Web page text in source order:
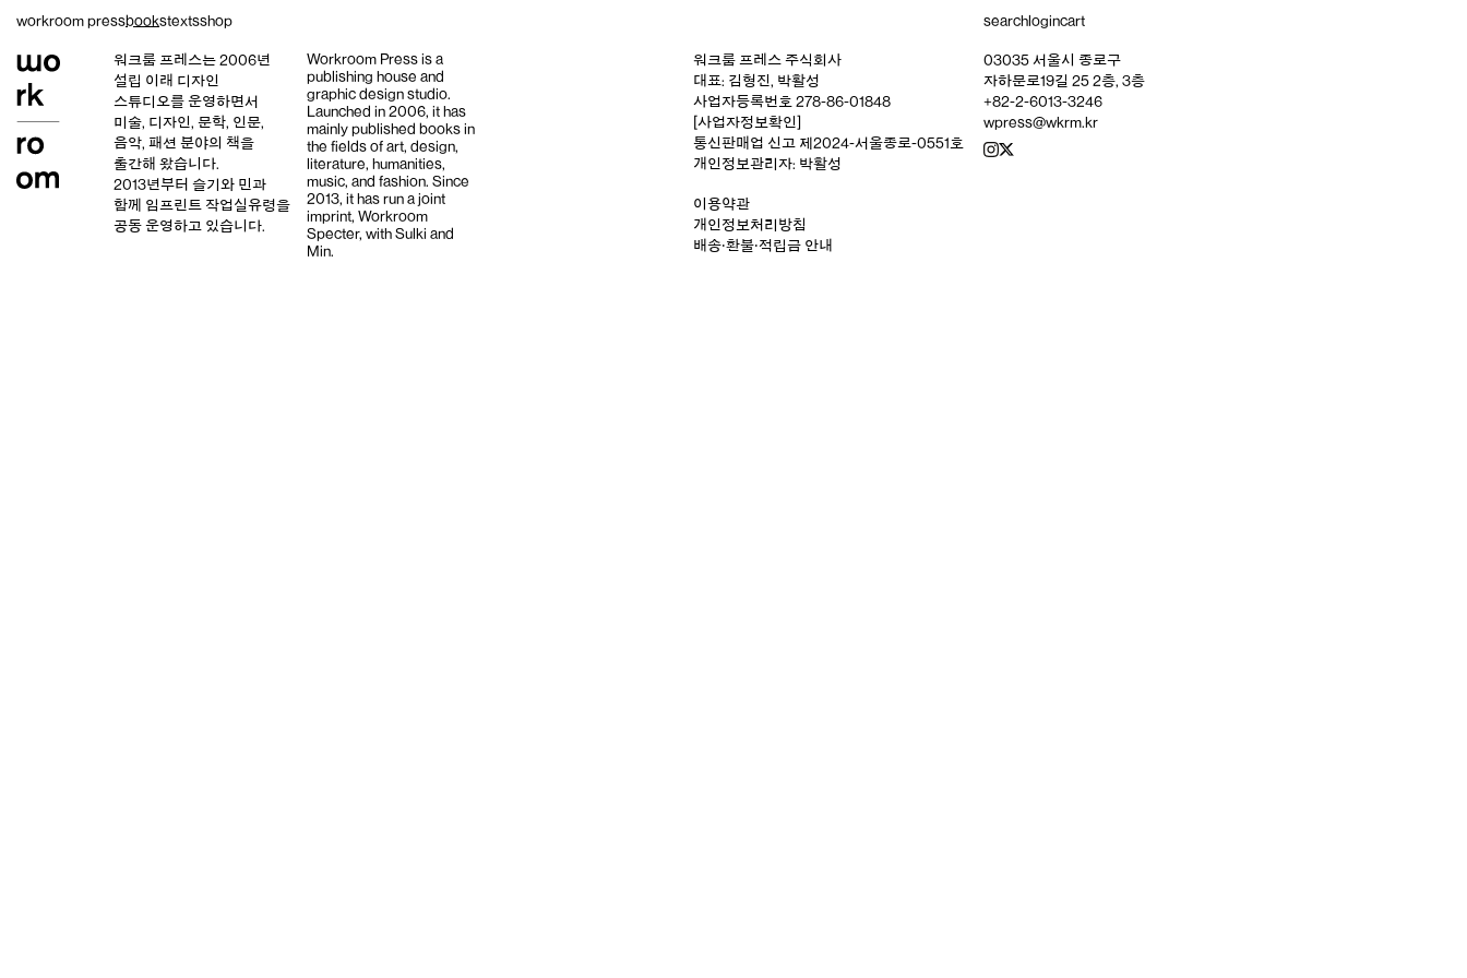
workroom pressbookstextsshop searchlogincart
워크룸 프레스는 2006년
설립 이래 디자인
스튜디오를 운영하면서
미술, 디자인, 문학, 인문,
음악, 패션 분야의 책을
출간해 왔습니다.
2013년부터 슬기와 민과
함께 임프린트 작업실유령을
공동 운영하고 있습니다.
Workroom Press is a
publishing house and
graphic design studio.
Launched in 2006, it has
mainly published books in
the fields of art, design,
literature, humanities,
music, and fashion. Since
2013, it has run a joint
imprint, Workroom
Specter, with Sulki and
Min.
워크룸 프레스 주식회사
대표: 김형진, 박활성
사업자등록번호 278-86-01848
[사업자정보확인]
통신판매업 신고 제2024-서울종로-0551호
개인정보관리자: 박활성
이용약관
개인정보처리방침
배송‧환불‧적립금 안내
03035 서울시 종로구
자하문로19길 25 2층, 3층
+82-2-6013-3246
wpress@wkrm.kr